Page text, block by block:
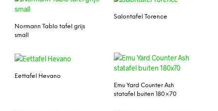
Normann Tablo tafel grijs
small
Salontafel Torence
Eettafel Hevano
Emu Yard Counter Ash
statafel buiten 180×70